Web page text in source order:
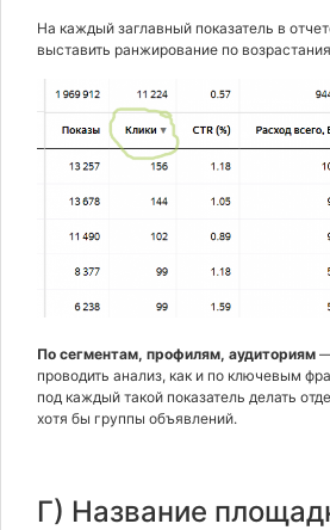
На каждый заглавный показатель в
выставить ранжирование по
По сегментам, профилям, аудиториям
проводить анализ, как и по ключевым
под каждый такой показатель делать
хотя бы группы объявлений.
Г) Название